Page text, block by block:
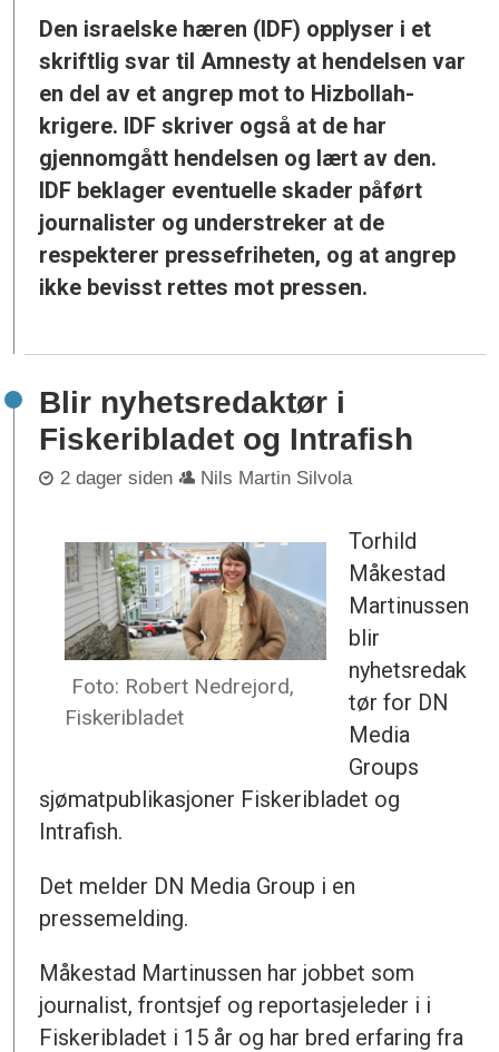
Den israelske hæren (IDF) opplyser i et
skriftlig svar til Amnesty at hendelsen var
en del av et angrep mot to Hizbollah-
krigere. IDF skriver også at de har
gjennomgått hendelsen og lært av den.
IDF beklager eventuelle skader påført
journalister og understreker at de
respekterer pressefriheten, og at angrep
ikke bevisst rettes mot pressen.
Blir nyhetsredaktør i
Fiskeribladet og Intrafish
2 dager siden Nils Martin Silvola
Foto: Robert Nedrejord,
Fiskeribladet
Torhild
Måkestad
Martinussen
blir
nyhetsredak
tør for DN
Media
Groups
sjømatpublikasjoner Fiskeribladet og
Intrafish.
Det melder DN Media Group i en
pressemelding.
Måkestad Martinussen har jobbet som
journalist, frontsjef og reportasjeleder i i
Fiskeribladet i 15 år og har bred erfaring fra